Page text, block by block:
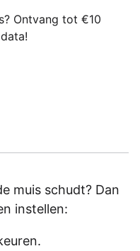
Ontvang tot €10
muis schudt? Dan
instellen: